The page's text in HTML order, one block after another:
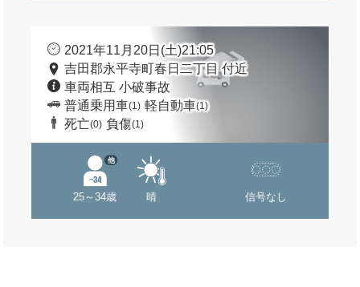
2021年11月20日(土)21:05
吉田郡永平寺町春日二丁目 付近
車両相互 小破事故
普通乗用車(1) 軽自動車(1)
死亡(0) 負傷(1)
25～34歳
他
晴 信号なし